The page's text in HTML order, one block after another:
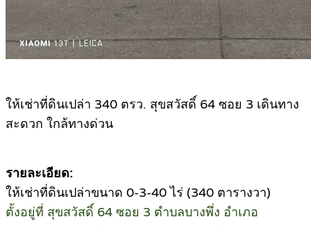
ให้เช่าที่ดินเปล่า 340 ตรว. สุขสวัสดิ์ 64 ซอย 3 เดินทาง
สะดวก ใกล้ทางด่วน
รายละเอียด:
ให้เช่าที่ดินเปล่าขนาด 0-3-40 ไร่ (340 ตารางวา)
ตั้งอยู่ที่ สุขสวัสดิ์ 64 ซอย 3 ตำบลบางพึ่ง อำเภอ